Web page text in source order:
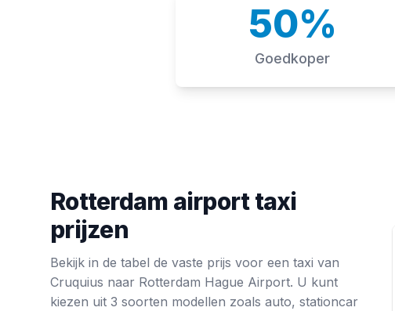
Goedkoper
50%
Rotterdam airport taxi
prijzen
Bekijk in de tabel de vaste prijs voor een taxi van
Cruquius naar Rotterdam Hague Airport. U kunt
kiezen uit 3 soorten modellen zoals auto, stationcar